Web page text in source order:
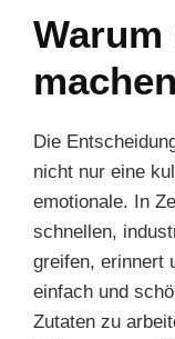
Warum
machen
Die
nicht nur eine
emotionale. In
schnellen,
greifen, erinnert
einfach und
Zutaten zu